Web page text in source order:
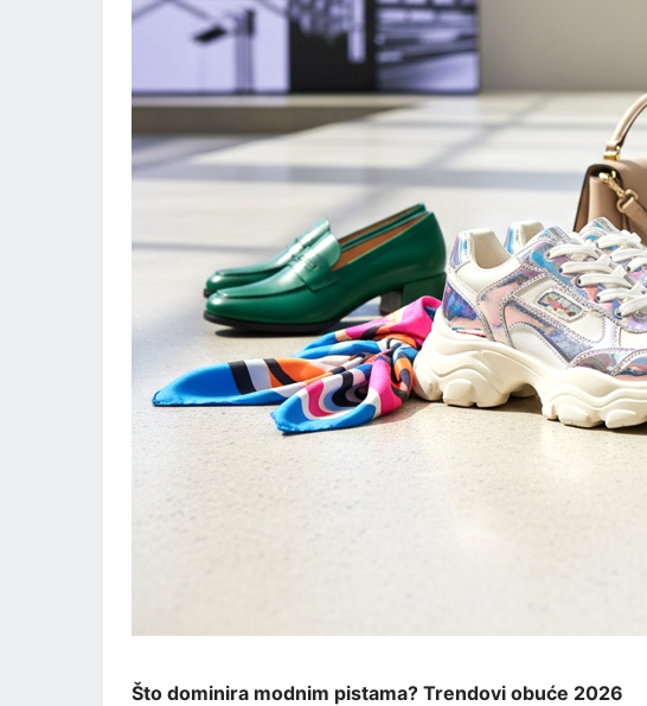
Što dominira modnim pistama? Trendovi obuće 2026